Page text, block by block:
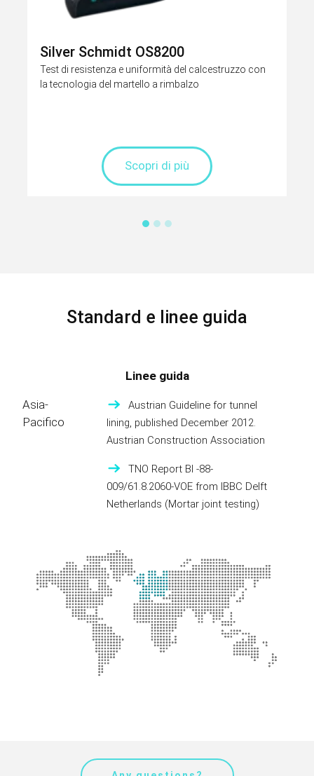
Silver Schmidt OS8200
Test di resistenza e uniformità del calcestruzzo con
la tecnologia del martello a rimbalzo
Scopri di più
Standard e linee guida
Linee guida
Asia-
Pacifico
Austrian Guideline for tunnel
lining, published December 2012.
Austrian Construction Association
TNO Report BI -88-
009/61.8.2060-VOE from IBBC Delft
Netherlands (Mortar joint testing)